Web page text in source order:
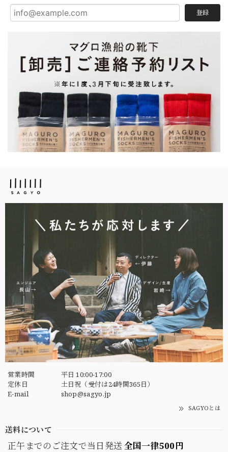
登録
営業時間
平日 10:00-17:00
定休日
土日祝（受付は24時間365日）
E-mail
shop@sagyo.jp
SAGYOとは
送料について
正午までのご注文で当日発送 全国一律500円